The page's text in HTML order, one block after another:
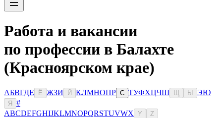
Работа и вакансии
по профессии в Балахте
(Красноярском крае)
АБВГДЕ Ё ЖЗИ Й КЛМНОПР С ТУФХЦЧШ Ы ЭЮ
Я
#
ABCDEFGHIJKLMNOPQRSTUVWX Y Z